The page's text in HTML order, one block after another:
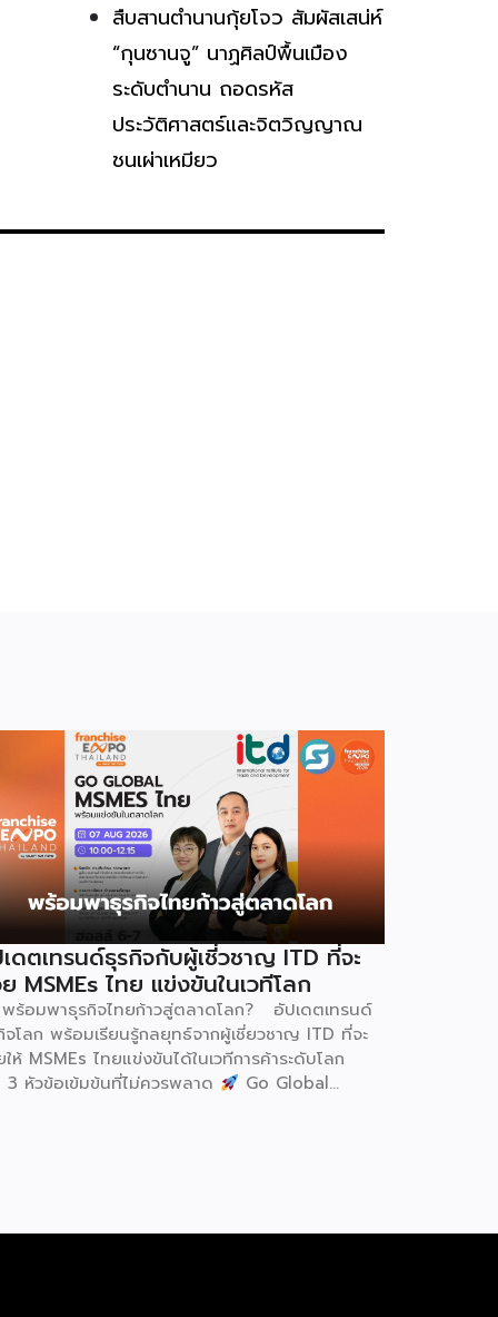
สืบสานตำนานกุ้ยโจว สัมผัสเสน่ห์
“กุนซานจู” นาฏศิลป์พื้นเมือง
ระดับตำนาน ถอดรหัส
ประวัติศาสตร์และจิตวิญญาณ
ชนเผ่าเหมียว
ดตเทรนด์ธุรกิจกับผู้เชี่วชาญ ITD ที่จะ
MSMEs ไทย แข่งขันในเวทีโลก
ร้อมพาธุรกิจไทยก้าวสู่ตลาดโลก? อัปเดตเทรนด์
จโลก พร้อมเรียนรู้กลยุทธ์จากผู้เชี่ยวชาญ ITD ที่จะ
ให้ MSMEs ไทยแข่งขันได้ในเวทีการค้าระดับโลก
หัวข้อเข้มข้นที่ไม่ควรพลาด
Go Global
รับเจ้าของธุรกิจ ผู้ประกอบการ และผู้ที่กำลังวางแผน